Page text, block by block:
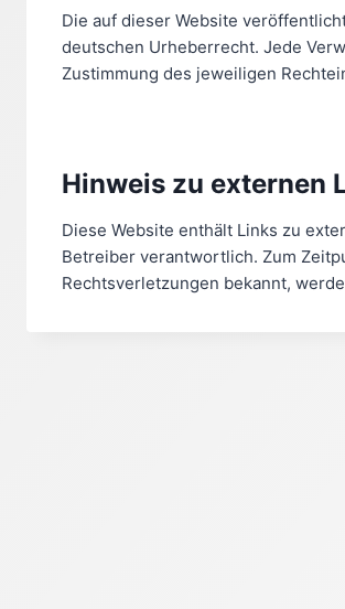
Die auf dieser Website
deutschen Urheberrecht. Jede
Zustimmung des jeweiligen
Hinweis zu externen
Diese Website enthält Links zu
Betreiber verantwortlich. Zum
Rechtsverletzungen bekannt,